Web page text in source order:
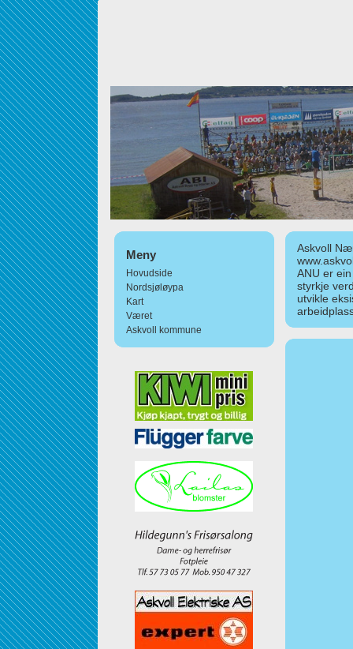
Meny
Hovudside
Nordsjøløypa
Kart
Været
Askvoll kommune
Askvoll
ANU er
styrkje
utvikle